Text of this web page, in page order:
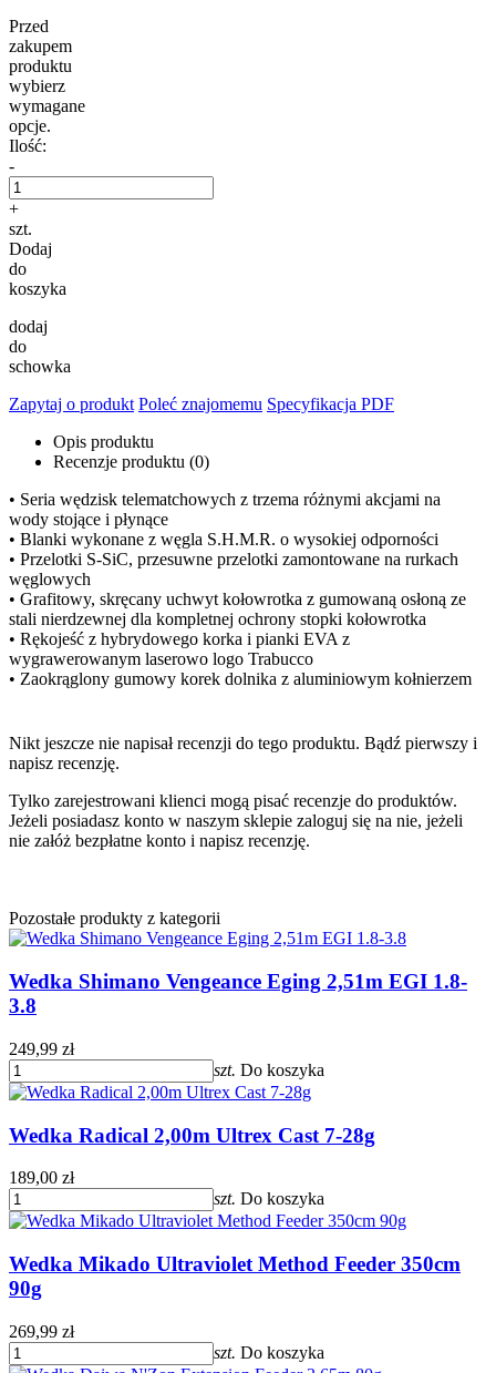
Przed
zakupem
produktu
wybierz
wymagane
opcje.
Ilość:
-
+
szt.
Dodaj
do
koszyka
dodaj
do
schowka
Zapytaj o produkt Poleć znajomemu Specyfikacja PDF
Opis produktu
Recenzje produktu (0)
• Seria wędzisk telematchowych z trzema różnymi akcjami na
wody stojące i płynące
• Blanki wykonane z węgla S.H.M.R. o wysokiej odporności
• Przelotki S-SiC, przesuwne przelotki zamontowane na rurkach
węglowych
• Grafitowy, skręcany uchwyt kołowrotka z gumowaną osłoną ze
stali nierdzewnej dla kompletnej ochrony stopki kołowrotka
• Rękojeść z hybrydowego korka i pianki EVA z
wygrawerowanym laserowo logo Trabucco
• Zaokrąglony gumowy korek dolnika z aluminiowym kołnierzem
Nikt jeszcze nie napisał recenzji do tego produktu. Bądź pierwszy i
napisz recenzję.
Tylko zarejestrowani klienci mogą pisać recenzje do produktów.
Jeżeli posiadasz konto w naszym sklepie zaloguj się na nie, jeżeli
nie załóż bezpłatne konto i napisz recenzję.
Pozostałe produkty z kategorii
Wedka Shimano Vengeance Eging 2,51m EGI 1.8-
3.8
249,99 zł
szt. Do koszyka
Wedka Radical 2,00m Ultrex Cast 7-28g
189,00 zł
szt. Do koszyka
Wedka Mikado Ultraviolet Method Feeder 350cm
90g
269,99 zł
szt. Do koszyka